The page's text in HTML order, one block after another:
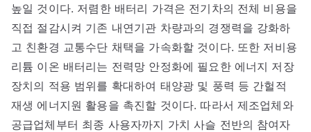
높일 것이다. 저렴한 배터리 가격은 전기차의 전체 비용을
직접 절감시켜 기존 내연기관 차량과의 경쟁력을 강화하
고 친환경 교통수단 채택을 가속화할 것이다. 또한 저비용
리튬 이온 배터리는 전력망 안정화에 필요한 에너지 저장
장치의 적용 범위를 확대하여 태양광 및 풍력 등 간헐적
재생 에너지원 활용을 촉진할 것이다. 따라서 제조업체와
공급업체부터 최종 사용자까지 가치 사슬 전반의 참여자